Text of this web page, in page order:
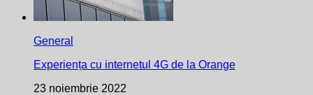
General
Experiența cu internetul 4G de la Orange
23 noiembrie 2022